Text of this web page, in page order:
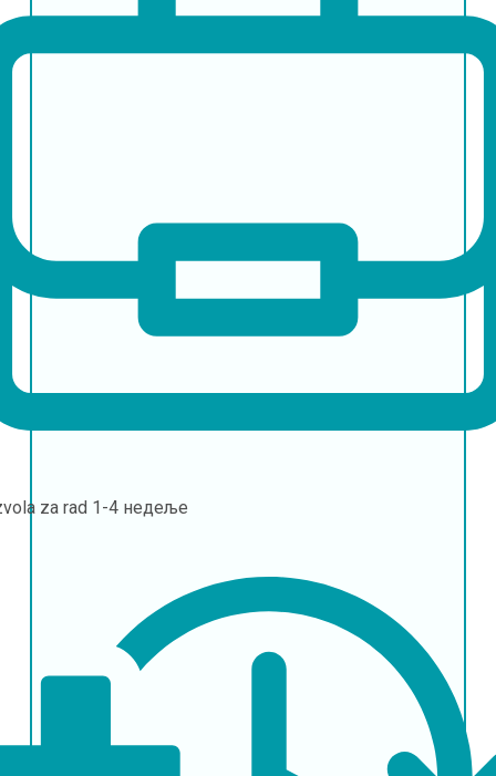
za rad 1-4 недеље